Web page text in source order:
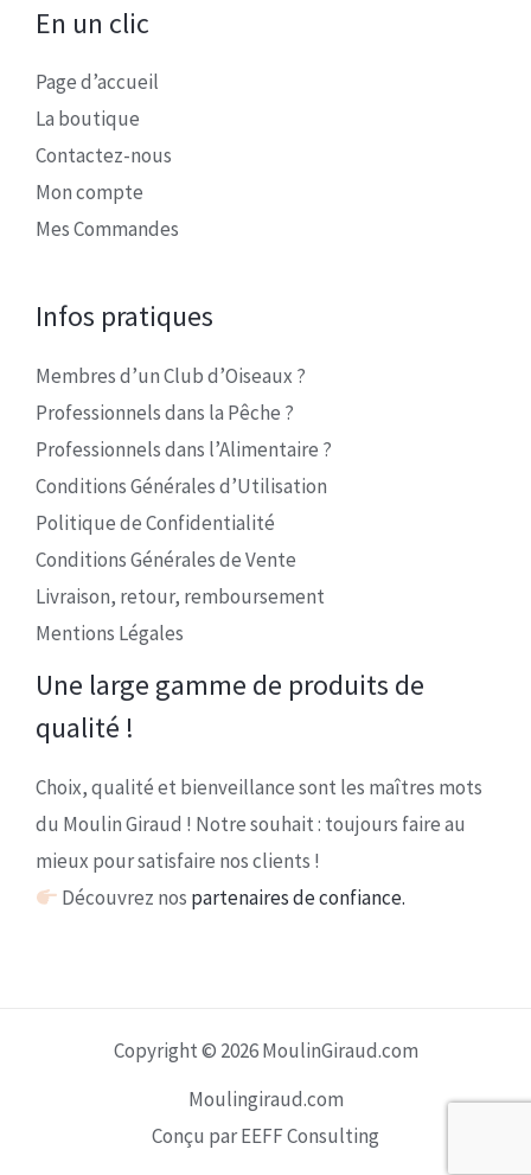
En un clic
Page d’accueil
La boutique
Contactez-nous
Mon compte
Mes Commandes
Infos pratiques
Membres d’un Club d’Oiseaux ?
Professionnels dans la Pêche ?
Professionnels dans l’Alimentaire ?
Conditions Générales d’Utilisation
Politique de Confidentialité
Conditions Générales de Vente
Livraison, retour, remboursement
Mentions Légales
Une large gamme de produits de
qualité !
Choix, qualité et bienveillance sont les maîtres mots
du Moulin Giraud ! Notre souhait : toujours faire au
mieux pour satisfaire nos clients !
Découvrez nos partenaires de confiance.
Copyright © 2026 MoulinGiraud.com
Moulingiraud.com
Conçu par EEFF Consulting